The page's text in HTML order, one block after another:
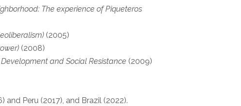
The experience of Piqueteros
(2005)
(2008)
and Social Resistance (2009)
and Peru (2017), and Brazil (2022).